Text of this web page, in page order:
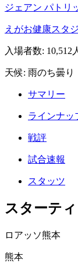
ジェアン パトリ
えがお健康スタ
入場者数: 10,512
天候: 雨のち曇り
サマリー
ラインナッ
戦評
試合速報
スタッツ
スターテ
ロアッソ熊本
熊本